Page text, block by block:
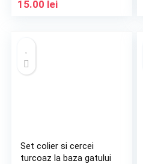
15.00 lei
Set colier si cercei
turcoaz la baza gatului